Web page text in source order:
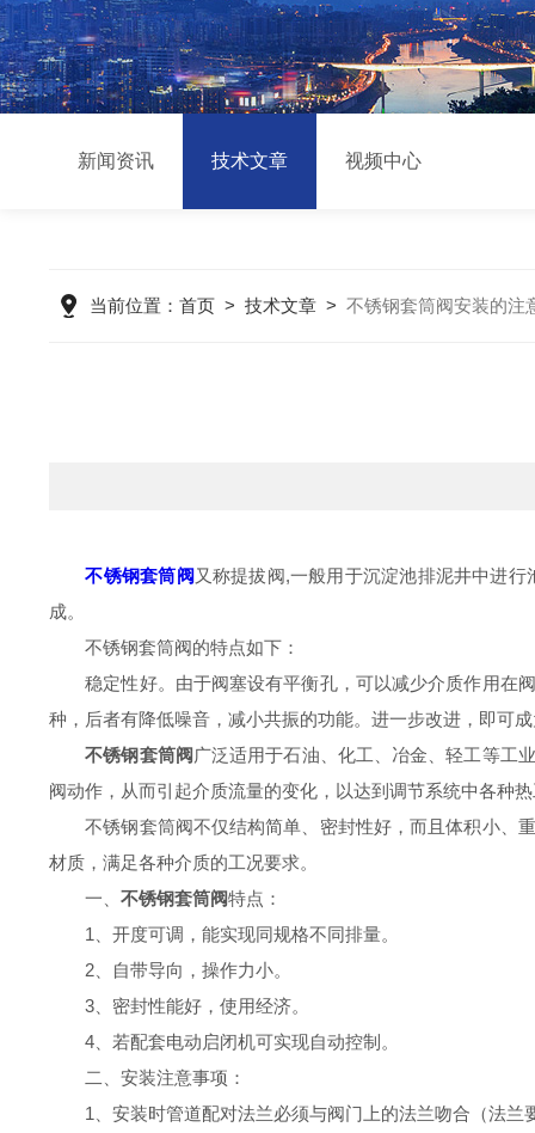
新闻资讯 技术文章 视频中心
当前位置： 首页> 技术文章> 不锈钢套筒阀安装的注
不锈钢套筒阀又称提拔阀,一般用于沉淀池排泥井中进
成。
不锈钢套筒阀的特点如下：
稳定性好。由于阀塞设有平衡孔，可以减少介质作用在阀
种，后者有降低噪音，减小共振的功能。进一步改进，即可
不锈钢套筒阀广泛适用于石油、化工、冶金、轻工等工
阀动作，从而引起介质流量的变化，以达到调节系统中各种
不锈钢套筒阀不仅结构简单、密封性好，而且体积小、重
材质，满足各种介质的工况要求。
一、 不锈钢套筒阀特点：
1、开度可调，能实现同规格不同排量。
2、自带导向，操作力小。
3、密封性能好，使用经济。
4、若配套电动启闭机可实现自动控制。
二、安装注意事项：
1、安装时管道配对法兰必须与阀门上的法兰吻合（法兰